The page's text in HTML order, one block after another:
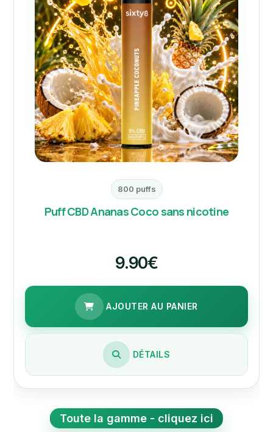
800 puffs
Puff CBD Ananas Coco sans nicotine
9.90€
AJOUTER AU PANIER
DÉTAILS
Toute la gamme - cliquez ici